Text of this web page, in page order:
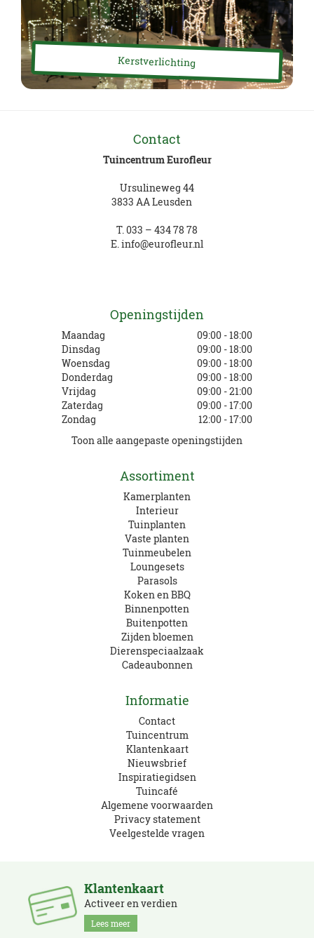
Kerstverlichting
Contact
Tuincentrum Eurofleur
Ursulineweg 44
3833 AA Leusden
T.033 – 434 78 78
E.info@eurofleur.nl
Openingstijden
Maandag
09:00 - 18:00
Dinsdag
09:00 - 18:00
Woensdag
09:00 - 18:00
Donderdag
09:00 - 18:00
Vrijdag
09:00 - 21:00
Zaterdag
09:00 - 17:00
Zondag
12:00 - 17:00
Toon alle aangepaste openingstijden
Assortiment
Kamerplanten
Interieur
Tuinplanten
Vaste planten
Tuinmeubelen
Loungesets
Parasols
Koken en BBQ
Binnenpotten
Buitenpotten
Zijden bloemen
Dierenspeciaalzaak
Cadeaubonnen
Informatie
Contact
Tuincentrum
Klantenkaart
Nieuwsbrief
Inspiratiegidsen
Tuincafé
Algemene voorwaarden
Privacy statement
Veelgestelde vragen
Klantenkaart
Activeer en verdien
Lees meer